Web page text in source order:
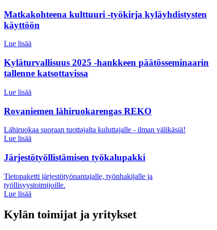
Matkakohteena kulttuuri -työkirja kyläyhdistysten
käyttöön
Lue lisää
Kyläturvallisuus 2025 -hankkeen päätösseminaarin
tallenne katsottavissa
Lue lisää
Rovaniemen lähiruokarengas REKO
Lähiruokaa suoraan tuottajalta kuluttajalle - ilman välikäsiä!
Lue lisää
Järjestötyöllistämisen työkalupakki
Tietopaketti järjestötyönantajalle, työnhakijalle ja
työllisyystoimijoille.
Lue lisää
Kylän toimijat ja yritykset